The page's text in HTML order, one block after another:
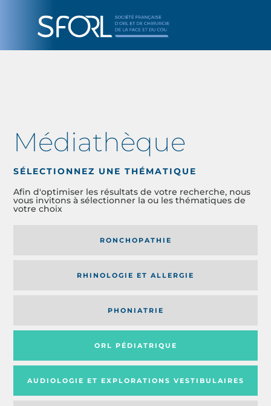
Médiathèque
SÉLECTIONNEZ UNE THÉMATIQUE
Afin d'optimiser les résultats de votre recherche, nous
vous invitons à sélectionner la ou les thématiques de
votre choix
RONCHOPATHIE
RHINOLOGIE ET ALLERGIE
PHONIATRIE
ORL PÉDIATRIQUE
AUDIOLOGIE ET EXPLORATIONS VESTIBULAIRES